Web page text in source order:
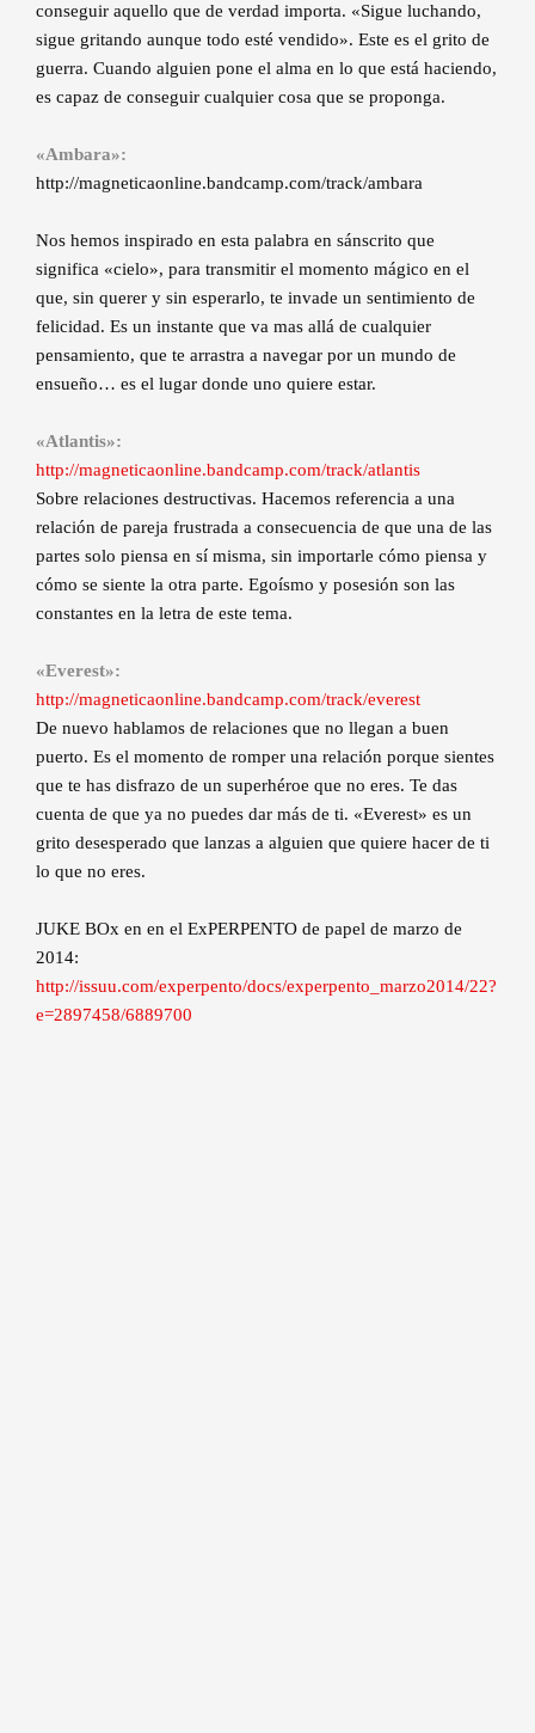
conseguir aquello que de verdad importa. «Sigue luchando,
sigue gritando aunque todo esté vendido». Este es el grito de
guerra. Cuando alguien pone el alma en lo que está haciendo,
es capaz de conseguir cualquier cosa que se proponga.
«Ambara»:
http://magneticaonline.bandcamp.com/track/ambara
Nos hemos inspirado en esta palabra en sánscrito que
significa «cielo», para transmitir el momento mágico en el
que, sin querer y sin esperarlo, te invade un sentimiento de
felicidad. Es un instante que va mas allá de cualquier
pensamiento, que te arrastra a navegar por un mundo de
ensueño… es el lugar donde uno quiere estar.
«Atlantis»:
http://magneticaonline.bandcamp.com/track/atlantis
Sobre relaciones destructivas. Hacemos referencia a una
relación de pareja frustrada a consecuencia de que una de las
partes solo piensa en sí misma, sin importarle cómo piensa y
cómo se siente la otra parte. Egoísmo y posesión son las
constantes en la letra de este tema.
«Everest»:
http://magneticaonline.bandcamp.com/track/everest
De nuevo hablamos de relaciones que no llegan a buen
puerto. Es el momento de romper una relación porque sientes
que te has disfrazo de un superhéroe que no eres. Te das
cuenta de que ya no puedes dar más de ti. «Everest» es un
grito desesperado que lanzas a alguien que quiere hacer de ti
lo que no eres.
JUKE BOx en en el ExPERPENTO de papel de marzo de
2014:
http://issuu.com/experpento/docs/experpento_marzo2014/22?
e=2897458/6889700